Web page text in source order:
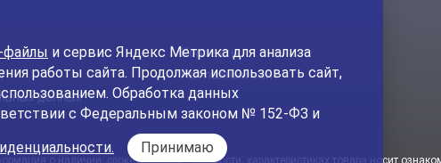
данных
Контакты
На главный сайт
файлы и сервис Яндекс Метрика для анализа
работы сайта. Продолжая использовать сайт,
Обработка данных
с Федеральным законом № 152-ФЗ и
Принимаю